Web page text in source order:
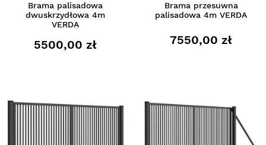
Brama palisadowa
dwuskrzydłowa 4m
VERDA
5500,00 zł
Brama przesuwna
palisadowa 4m VERDA
7550,00 zł